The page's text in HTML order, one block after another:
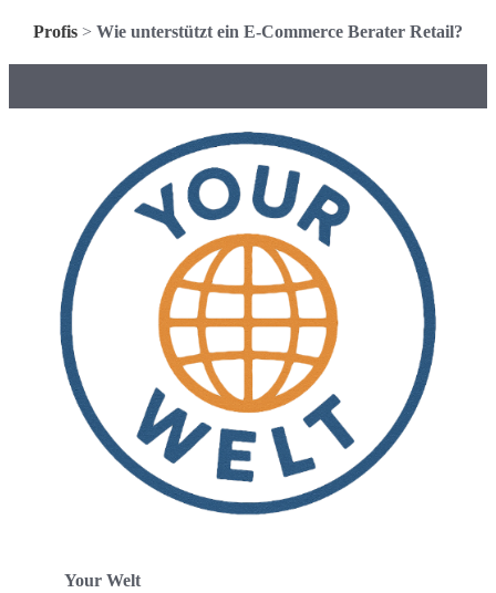
Profis > Wie unterstützt ein E-Commerce Berater Retail?
Your Welt